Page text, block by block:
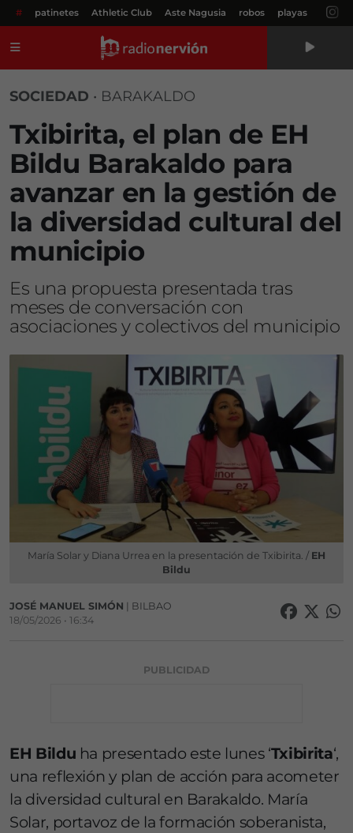
# patinetes Athletic Club Aste Nagusia robos playas
SOCIEDAD • BARAKALDO
Txibirita, el plan de EH
Bildu Barakaldo para
avanzar en la gestión de
la diversidad cultural del
municipio
Es una propuesta presentada tras
meses de conversación con
asociaciones y colectivos del municipio
María Solar y Diana Urrea en la presentación de Txibirita. / EH
Bildu
JOSÉ MANUEL SIMÓN | BILBAO
18/05/2026 • 16:34
PUBLICIDAD
EH Bildu ha presentado este lunes ‘Txibirita‘,
una reflexión y plan de acción para acometer
la diversidad cultural en Barakaldo. María
Solar, portavoz de la formación soberanista,